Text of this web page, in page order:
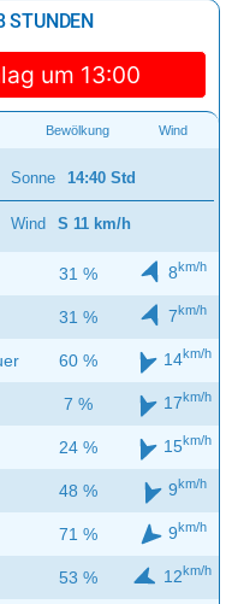
STUNDEN
um 13:00
Bewölkung Wind
Sonne 14:40 Std
Wind S 11 km/h
31 % 8km/h
31 % 7km/h
60 % 14km/h
7 % 17km/h
24 % 15km/h
48 % 9km/h
71 % 9km/h
53 % 12km/h